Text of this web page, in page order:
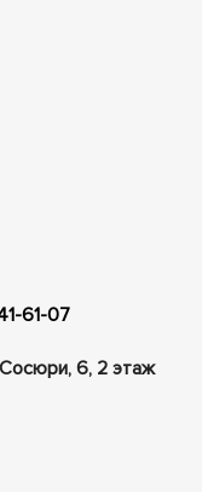
61-07
​​6, 2 этаж